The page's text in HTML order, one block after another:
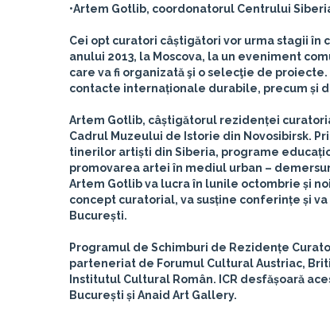
•Artem Gotlib, coordonatorul Centrului
Cei opt curatori câștigători vor urma stagii în
anului 2013, la Moscova, la un eveniment
care va fi organizată şi o selecţie de
contacte internaționale durabile, precum și
Artem Gotlib, câștigătorul rezidenței
Cadrul Muzeului de Istorie din Novosibirsk.
tinerilor artiști din Siberia, programe
promovarea artei în mediul urban –
Artem Gotlib va lucra în lunile octombrie și
concept curatorial, va susține conferințe și
București.
Programul de Schimburi de Rezidențe
parteneriat de Forumul Cultural Austriac,
Institutul Cultural Român. ICR desfășoară
București și Anaid Art Gallery.